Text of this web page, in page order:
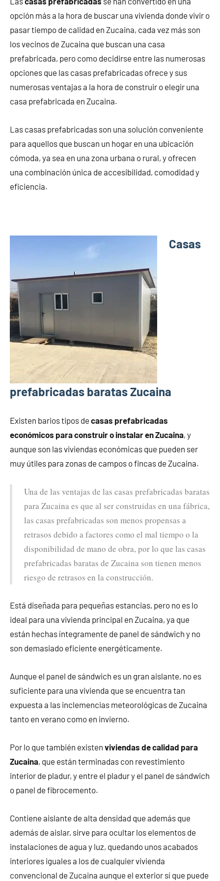
opción más a la hora de buscar una vivienda donde vivir o
pasar tiempo de calidad en Zucaina, cada vez más son
los vecinos de Zucaina que buscan una casa
prefabricada, pero como decidirse entre las numerosas
opciones que las casas prefabricadas ofrece y sus
numerosas ventajas a la hora de construir o elegir una
casa prefabricada en Zucaina.
Las casas prefabricadas son una solución conveniente
para aquellos que buscan un hogar en una ubicación
cómoda, ya sea en una zona urbana o rural, y ofrecen
una combinación única de accesibilidad, comodidad y
eficiencia.
Casas
prefabricadas baratas Zucaina
Existen barios tipos de casas prefabricadas
económicos para construir o instalar en Zucaina, y
aunque son las viviendas económicas que pueden ser
muy útiles para zonas de campos o fincas de Zucaina.
Una de las ventajas de las casas prefabricadas baratas
para Zucaina es que al ser construidas en una fábrica,
las casas prefabricadas son menos propensas a
retrasos debido a factores como el mal tiempo o la
disponibilidad de mano de obra, por lo que las casas
prefabricadas baratas de Zucaina son tienen menos
riesgo de retrasos en la construcción.
Está diseñada para pequeñas estancias, pero no es lo
ideal para una vivienda principal en Zucaina, ya que
están hechas íntegramente de panel de sándwich y no
son demasiado eficiente energéticamente.
Aunque el panel de sándwich es un gran aislante, no es
suficiente para una vivienda que se encuentra tan
expuesta a las inclemencias meteorológicas de Zucaina
tanto en verano como en invierno.
Por lo que también existen viviendas de calidad para
Zucaina, que están terminadas con revestimiento
interior de pladur, y entre el pladur y el panel de sándwich
o panel de fibrocemento.
Contiene aislante de alta densidad que además que
además de aislar, sirve para ocultar los elementos de
instalaciones de agua y luz, quedando unos acabados
interiores iguales a los de cualquier vivienda
convencional de Zucaina aunque el exterior sí que puede